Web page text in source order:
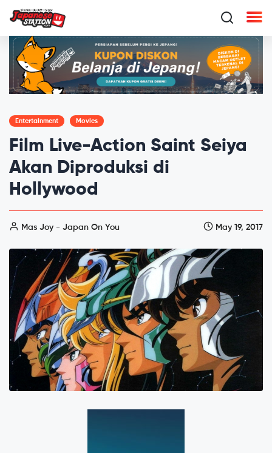
Entertainment Movies
Film Live-Action Saint Seiya
Akan Diproduksi di
Hollywood
Mas Joy - Japan On You May 19, 2017